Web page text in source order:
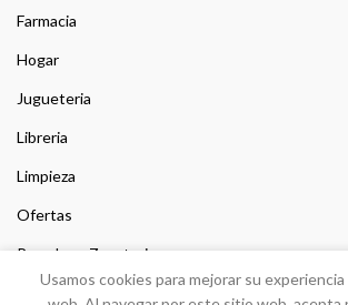
Farmacia
Hogar
Jugueteria
Libreria
Limpieza
Ofertas
Prendas y Zapateria
Usamos cookies para mejorar su